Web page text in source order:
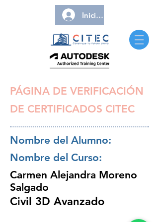
Iniciar sesión
PÁGINA DE VERIFICACIÓN
DE CERTIFICADOS CITEC
Nombre del Alumno:
Nombre del Curso:
Carmen Alejandra Moreno
Salgado
Civil 3D Avanzado